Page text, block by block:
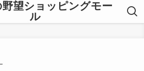
野望ショッピングモー
ル